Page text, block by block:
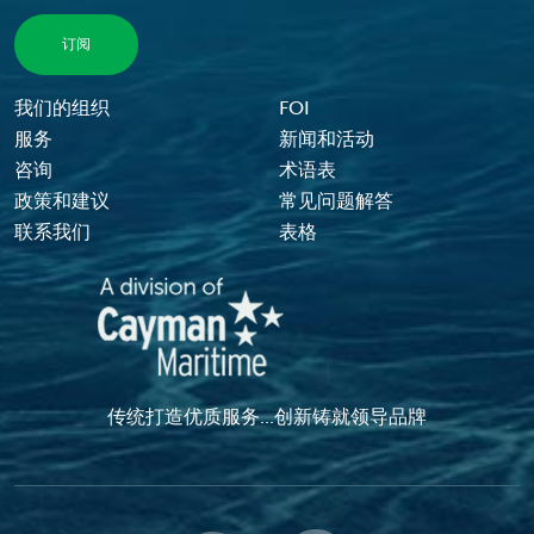
Footer Menu
我们的组织
FOI
服务
新闻和活动
咨询
术语表
政策和建议
常见问题解答
联系我们
表格
传统打造优质服务...创新铸就领导品牌